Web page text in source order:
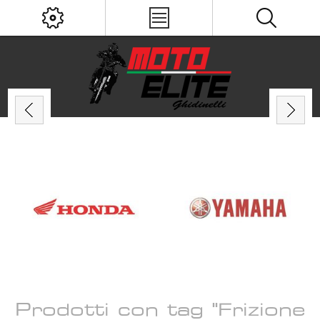
Prodotti con tag "Frizione